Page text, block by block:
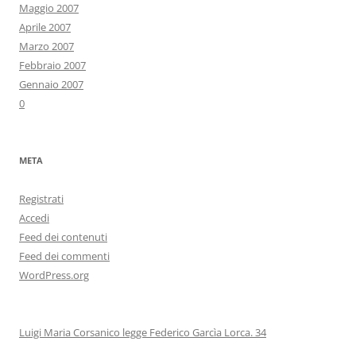
Maggio 2007
Aprile 2007
Marzo 2007
Febbraio 2007
Gennaio 2007
0
META
Registrati
Accedi
Feed dei contenuti
Feed dei commenti
WordPress.org
Luigi Maria Corsanico legge Federico Garcìa Lorca. 34